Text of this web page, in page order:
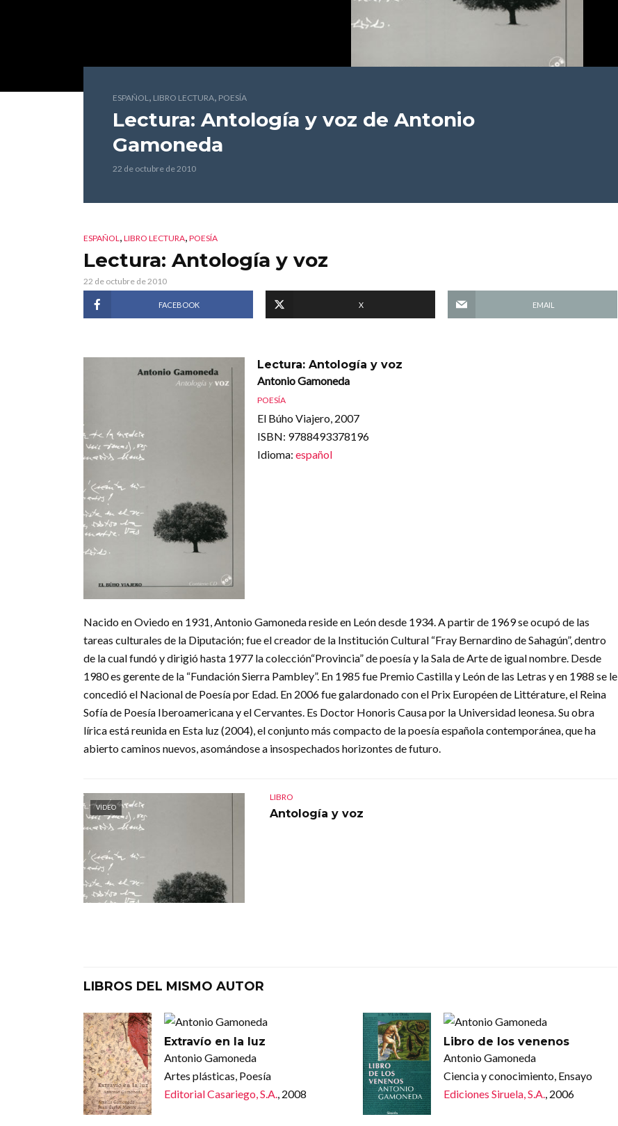
ESPAÑOL, LIBRO LECTURA, POESÍA
Lectura: Antología y voz de Antonio
Gamoneda
22 de octubre de 2010
ESPAÑOL, LIBRO LECTURA, POESÍA
Lectura: Antología y voz
22 de octubre de 2010
FACEBOOK X EMAIL
Lectura: Antología y voz
Antonio Gamoneda
POESÍA
El Búho Viajero, 2007
ISBN: 9788493378196
Idioma: español
Nacido en Oviedo en 1931, Antonio Gamoneda reside en León desde 1934. A partir de 1969 se ocupó de las
tareas culturales de la Diputación; fue el creador de la Institución Cultural “Fray Bernardino de Sahagún”, dentro
de la cual fundó y dirigió hasta 1977 la colección“Provincia” de poesía y la Sala de Arte de igual nombre. Desde
1980 es gerente de la “Fundación Sierra Pambley”. En 1985 fue Premio Castilla y León de las Letras y en 1988 se le
concedió el Nacional de Poesía por Edad. En 2006 fue galardonado con el Prix Européen de Littérature, el Reina
Sofía de Poesía Iberoamericana y el Cervantes. Es Doctor Honoris Causa por la Universidad leonesa. Su obra
lírica está reunida en Esta luz (2004), el conjunto más compacto de la poesía española contemporánea, que ha
abierto caminos nuevos, asomándose a insospechados horizontes de futuro.
VIDEO
LIBRO
Antología y voz
LIBROS DEL MISMO AUTOR
Extravío en la luz
Antonio Gamoneda
Artes plásticas, Poesía
Editorial Casariego, S.A., 2008
Libro de los venenos
Antonio Gamoneda
Ciencia y conocimiento, Ensayo
Ediciones Siruela, S.A., 2006